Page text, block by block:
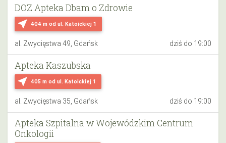
near_me 404 m od ul. Katoickiej 1
DOZ Apteka Dbam o Zdrowie
al. Zwycięstwa 49, Gdańsk dziś do 19:00
near_me 405 m od ul. Katoickiej 1
Apteka Kaszubska
al. Zwycięstwa 35, Gdańsk dziś do 19:00
Apteka Szpitalna w Wojewódzkim Centrum
Onkologii